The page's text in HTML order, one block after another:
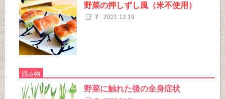
野菜の押しずし風（米不使用）
7 2021.12.19
読み物
野菜に触れた後の全身症状